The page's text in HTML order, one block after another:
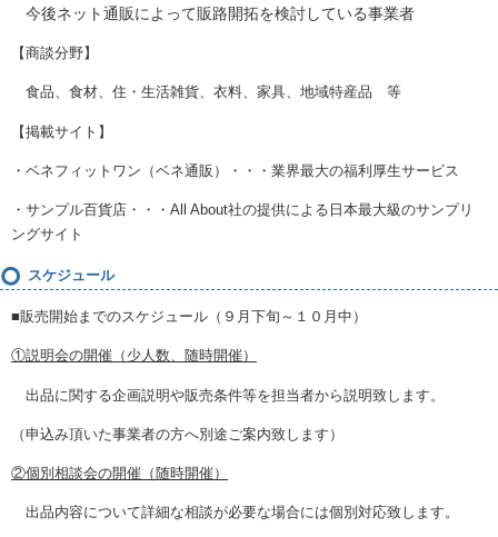
今後ネット通販によって販路開拓を検討している事業者
【商談分野】
食品、食材、住・生活雑貨、衣料、家具、地域特産品 等
【掲載サイト】
・ベネフィットワン（ベネ通販）・・・業界最大の福利厚生サービス
・サンプル百貨店・・・ All About社の提供による日本最大級のサンプリ
ングサイト
スケジュール
■販売開始までのスケジュール（９月下旬～１０月中）
①説明会の開催（少人数、随時開催）
出品に関する企画説明や販売条件等を担当者から説明致します。
（申込み頂いた事業者の方へ別途ご案内致します）
②個別相談会の開催（随時開催）
出品内容について詳細な相談が必要な場合には個別対応致します。